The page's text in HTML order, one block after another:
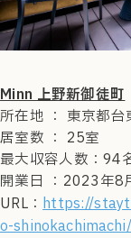
Minn 上野新御徒町
所在地 ： 東京都
居室数 ： 25室
最大収容人数：94
開業日 ：2023年8
URL： https://
o-shinokachimachi/